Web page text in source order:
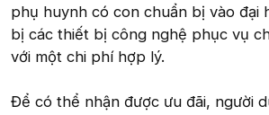
phụ huynh có con chuẩn bị vào đại
bị các thiết bị công nghệ phục vụ
với một chi phí hợp lý.
Để có thể nhận được ưu đãi, người